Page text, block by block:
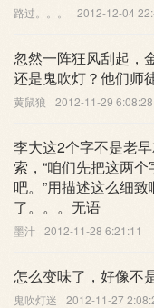
路过。。。 2012-12-04
忽然一阵狂风刮起，
还是鬼吹灯？他们师
黄鼠狼 2012-11-29 6:08:28
李大这2个字不是老
索，“咱们先把这两
吧。”用描述这么细
了。。。无语
墨汁 2012-11-28 6:21:11
怎么变味了，好像不
鬼吹灯迷 2012-11-27